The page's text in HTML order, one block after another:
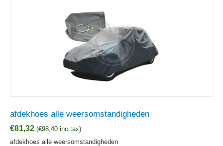
afdekhoes alle weersomstandigheden
€81,32 (€98,40 inc tax)
afdekhoes alle weersomstandigheden